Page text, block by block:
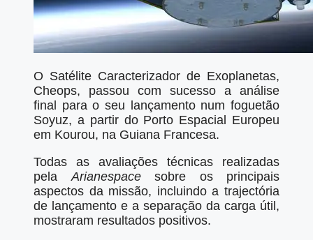
O Satélite Caracterizador de Exoplanetas,
Cheops, passou com sucesso a análise
final para o seu lançamento num foguetão
Soyuz, a partir do Porto Espacial Europeu
em Kourou, na Guiana Francesa.
Todas as avaliações técnicas realizadas
pelaArianespacesobre os principais
aspectos da missão, incluindo a trajectória
de lançamento e a separação da carga útil,
mostraram resultados positivos.